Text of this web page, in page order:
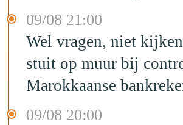
09/08 21:00
Wel vragen, niet
stuit op muur bij
Marokkaanse
09/08 20:00